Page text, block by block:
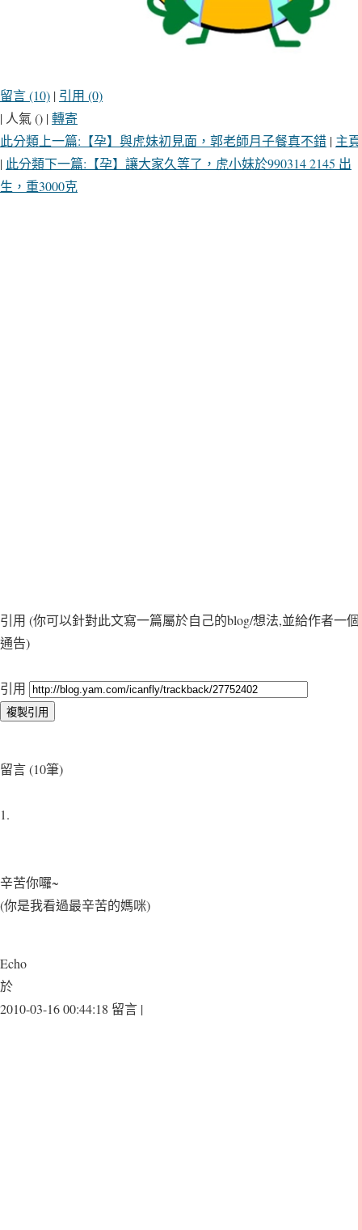
留言 (10) | 引用 (0)
| 人氣 () |轉寄
此分類上一篇:【孕】與虎妹初見面，郭老師月子餐真不錯 | 主頁
| 此分類下一篇:【孕】讓大家久等了，虎小妹於990314 2145 出
生，重3000克
引用 (你可以針對此文寫一篇屬於自己的blog/想法,並給作者一個
通告)
引用
留言 (10筆)
1.
辛苦你囉~
(你是我看過最辛苦的媽咪)
Echo
於
2010-03-16 00:44:18 留言 |